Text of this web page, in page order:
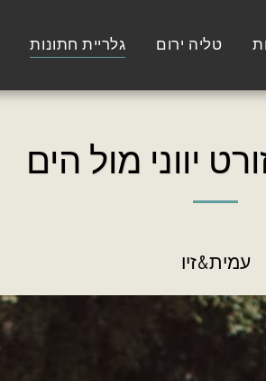
טליה ירום גלריית חתונות
יווני מול הים
עמית&זיו